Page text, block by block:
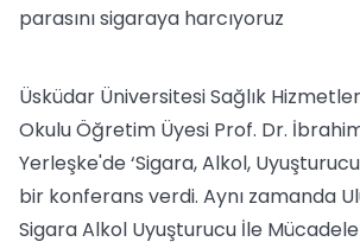
parasını sigaraya harcıyoruz
Üsküdar Üniversitesi Sağlık
Okulu Öğretim Üyesi Prof. Dr.
Yerleşke'de ‘Sigara, Alkol,
bir konferans verdi. Aynı zamanda
Sigara Alkol Uyuşturucu İle